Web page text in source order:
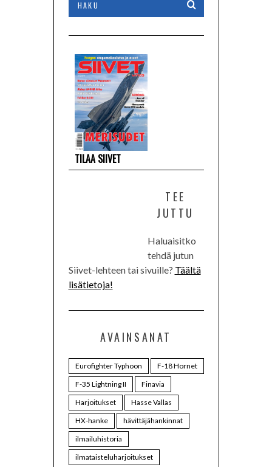
TILAA SIIVET
TEE
JUTTU
Haluaisitko
tehdä jutun
Siivet-lehteen tai sivuille? Täältä
lisätietoja!
AVAINSANAT
Eurofighter Typhoon
F-18 Hornet
F-35 Lightning II
Finavia
Harjoitukset
Hasse Vallas
HX-hanke
hävittäjähankinnat
ilmailuhistoria
ilmataisteluharjoitukset